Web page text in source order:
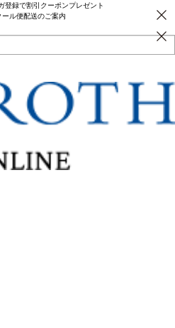
登録で割引クーポンプレゼント
ール便配送のご案内